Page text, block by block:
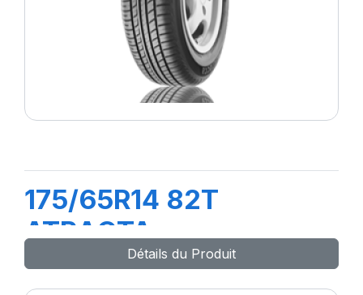
175/65R14 82T
ATRACTA
Détails du Produit